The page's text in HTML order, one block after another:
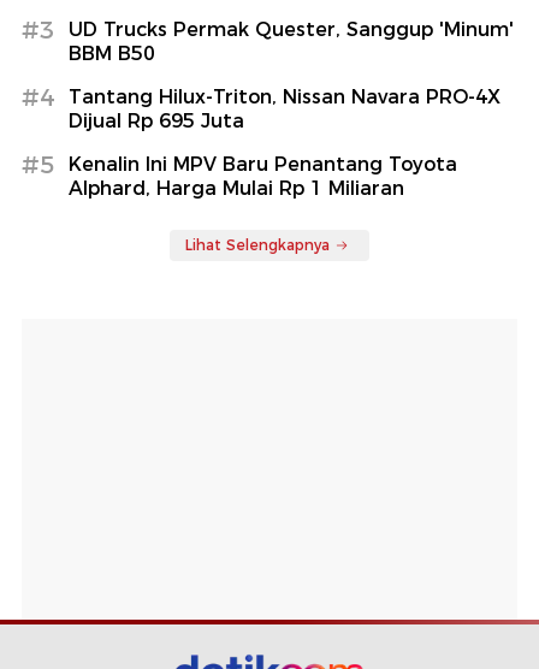
#3
UD Trucks Permak Quester, Sanggup 'Minum'
BBM B50
#4
Tantang Hilux-Triton, Nissan Navara PRO-4X
Dijual Rp 695 Juta
#5
Kenalin Ini MPV Baru Penantang Toyota
Alphard, Harga Mulai Rp 1 Miliaran
Lihat Selengkapnya